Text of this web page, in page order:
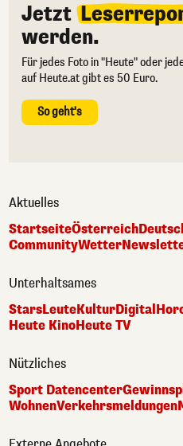
Jetzt
werden.
Für jedes Foto in "Heute" oder
auf Heute.at gibt es 50 Euro.
So geht's
Aktuelles
StartseiteÖsterreich
CommunityWetter
Unterhaltsames
StarsLeuteKulturDigital
Heute KinoHeute TV
Nützliches
Sport Datencenter
WohnenVerkehrsmeldungen